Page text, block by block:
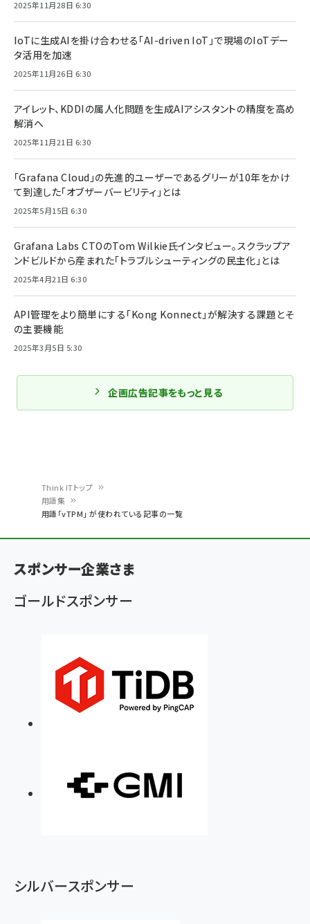
ン
く
ず
Think ITトップ
用語集
用語「vTPM」 が使われている記事の一覧
2025年11月28日 6:30
IoTに生成AIを掛け合わせる「AI-driven IoT」で現場のIoTデー
タ活用を加速
2025年11月26日 6:30
アイレット、KDDIの属人化問題を生成AIアシスタントの精度を高め
解消へ
2025年11月21日 6:30
「Grafana Cloud」の先進的ユーザーであるグリーが10年をかけ
て到達した「オブザーバービリティ」とは
2025年5月15日 6:30
Grafana Labs CTOのTom Wilkie氏インタビュー。スクラップア
ンドビルドから産まれた「トラブルシューティングの民主化」とは
2025年4月21日 6:30
API管理をより簡単にする「Kong Konnect」が解決する課題とそ
の主要機能
2025年3月5日 5:30
企画広告記事をもっと見る
スポンサー企業さま
ゴールドスポンサー
シルバースポンサー